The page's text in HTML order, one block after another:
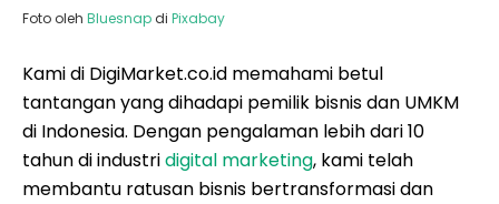
Foto oleh Bluesnap di Pixabay
Kami di DigiMarket.co.id memahami betul
tantangan yang dihadapi pemilik bisnis dan UMKM
di Indonesia. Dengan pengalaman lebih dari 10
tahun di industridigital marketing, kami telah
membantu ratusan bisnis bertransformasi dan